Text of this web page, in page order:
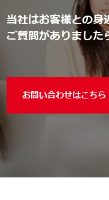
当社はお客様との身
ご質問がありました
お問い合わせはこちら